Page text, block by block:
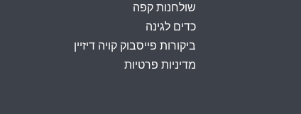
שולחנות קפה
כדים לגינה
ביקורות פייסבוק קויה דיזיין
מדיניות פרטיות